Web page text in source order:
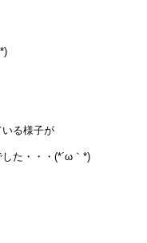
る様子が
た・・・(*´ω｀*)